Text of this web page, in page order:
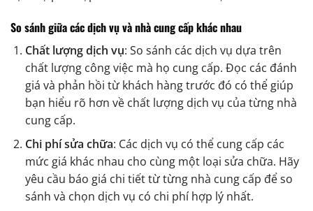
So sánh giữa các dịch vụ và nhà cung cấp khác nhau
Chất lượng dịch vụ: So sánh các dịch vụ dựa trên
chất lượng công việc mà họ cung cấp. Đọc các đánh
giá và phản hồi từ khách hàng trước đó có thể giúp
bạn hiểu rõ hơn về chất lượng dịch vụ của từng nhà
cung cấp.
Chi phí sửa chữa: Các dịch vụ có thể cung cấp các
mức giá khác nhau cho cùng một loại sửa chữa. Hãy
yêu cầu báo giá chi tiết từ từng nhà cung cấp để so
sánh và chọn dịch vụ có chi phí hợp lý nhất.